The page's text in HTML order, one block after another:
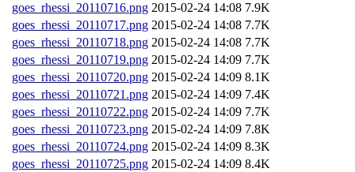
goes_rhessi_20110716.png 2015-02-24 14:08 7.9K
goes_rhessi_20110717.png 2015-02-24 14:08 7.7K
goes_rhessi_20110718.png 2015-02-24 14:08 7.7K
goes_rhessi_20110719.png 2015-02-24 14:09 7.7K
goes_rhessi_20110720.png 2015-02-24 14:09 8.1K
goes_rhessi_20110721.png 2015-02-24 14:09 7.4K
goes_rhessi_20110722.png 2015-02-24 14:09 7.7K
goes_rhessi_20110723.png 2015-02-24 14:09 7.8K
goes_rhessi_20110724.png 2015-02-24 14:09 8.3K
goes_rhessi_20110725.png 2015-02-24 14:09 8.4K